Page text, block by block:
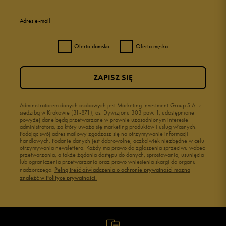
Adres e-mail
Oferta damska Oferta męska
Administratorem danych osobowych jest Marketing Investment Group S.A. z
siedzibą w Krakowie (31-871), os. Dywizjonu 303 paw. 1, udostępnione
powyżej dane będą przetwarzane w prawnie uzasadnionym interesie
administratora, za który uważa się marketing produktów i usług własnych.
Podając swój adres mailowy zgadzasz się na otrzymywanie informacji
handlowych. Podanie danych jest dobrowolne, aczkolwiek niezbędne w celu
otrzymywania newslettera. Każdy ma prawo do zgłoszenia sprzeciwu wobec
przetwarzania, a także żądania dostępu do danych, sprostowania, usunięcia
lub ograniczenia przetwarzania oraz prawo wniesienia skargi do organu
nadzorczego. Pełną treść oświadczenia o ochronie prywatności można
znaleźć w Polityce prywatności.
ZAPISZ SIĘ